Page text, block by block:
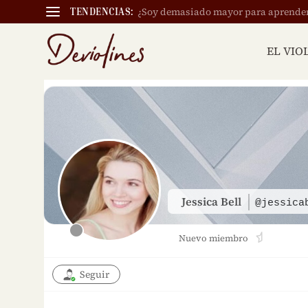
TENDENCIAS: ¿Soy demasiado mayor para
EL
Jessica Bell
Nuevo miembro
Seguir